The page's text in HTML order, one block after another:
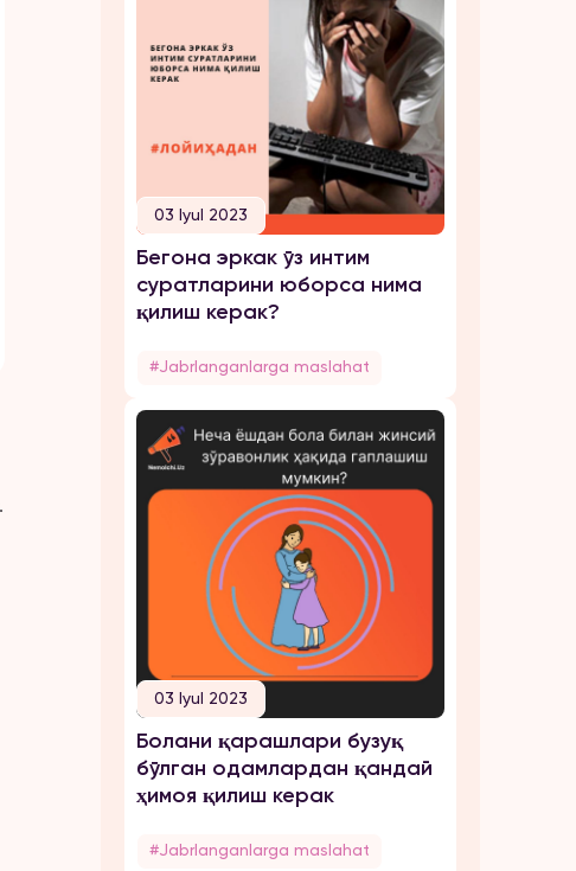
03 Iyul 2023
Бегона эркак ўз интим
суратларини юборса нима
қилиш керак?
#Jabrlanganlarga maslahat
03 Iyul 2023
Болани қарашлари бузуқ
бўлган одамлардан қандай
ҳимоя қилиш керак
#Jabrlanganlarga maslahat